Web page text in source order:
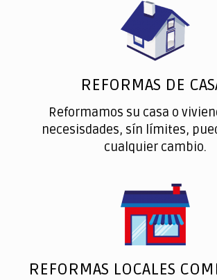
REFORMAS DE
Reformamos su casa o
necesisdades, sín límites,
cualquier cambio.
REFORMAS LOCALES